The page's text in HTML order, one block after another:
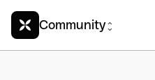
Community